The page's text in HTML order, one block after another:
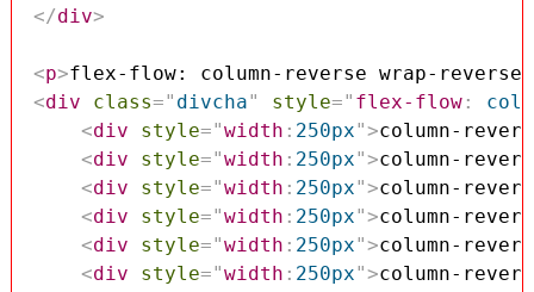
</div>
<p>flex-flow: column-reverse wrap-
<div class=" divcha" style=" flex-flow:
<div style="width : 250px">column-
<div style="width : 250px">column-
<div style="width : 250px">column-
<div style="width : 250px">column-
<div style="width : 250px">column-
<div style="width : 250px">column-